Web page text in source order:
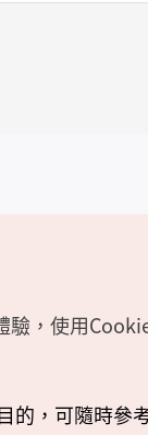
驗，使用
的，可隨時參